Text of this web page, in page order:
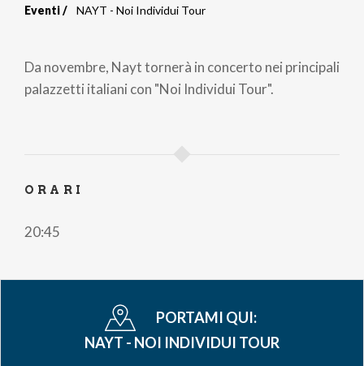
di
pane
Eventi NAYT - Noi Individui Tour
Da novembre, Nayt tornerà in concerto nei principali
palazzetti italiani con "Noi Individui Tour".
ORARI
20:45
PORTAMI QUI:
NAYT - NOI INDIVIDUI TOUR